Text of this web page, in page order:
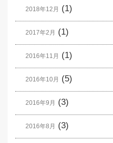
2018年12月 (1)
2017年2月 (1)
2016年11月 (1)
2016年10月 (5)
2016年9月 (3)
2016年8月 (3)